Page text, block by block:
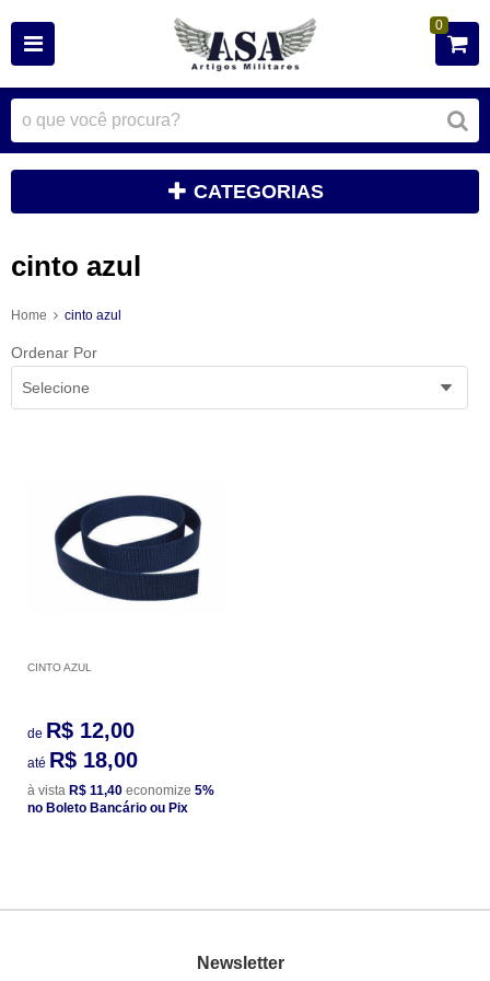
0
CATEGORIAS
cinto azul
Home cinto azul
Ordenar Por
Selecione
CINTO AZUL
de R$ 12,00
até R$ 18,00
à vista R$ 11,40 economize 5%
no Boleto Bancário ou Pix
Newsletter